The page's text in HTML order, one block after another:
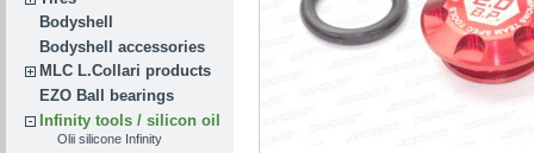
Bodyshell
Bodyshell accessories
MLC L.Collari products
EZO Ball bearings
Infinity tools / silicon oil
Olii silicone Infinity